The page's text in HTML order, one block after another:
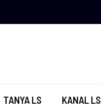
TANYA LS KANAL LS